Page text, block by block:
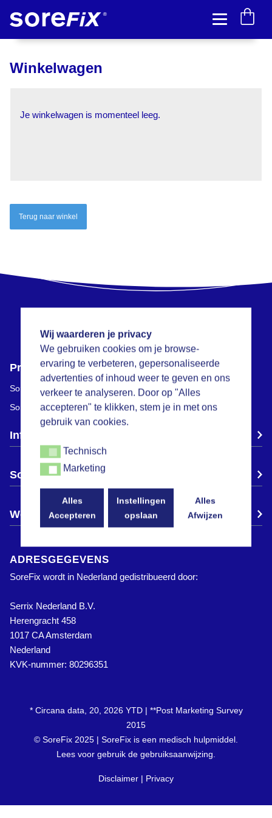
Wij waarderen je privacy
We gebruiken cookies om je browse-
ervaring te verbeteren, gepersonaliseerde
advertenties of inhoud weer te geven en ons
verkeer te analyseren. Door op "Alles
accepteren" te klikken, stem je in met ons
gebruik van cookies.
TechnischTechnisch
MarketingMarketing
Alles
Accepteren
Instellingen
opslaan
Alles
Afwijzen
Winkelwagen
Je winkelwagen is momenteel leeg.
Terug naar winkel
Producten
SoreFix Rescue
SoreFix Duo Patch
SoreFix Prevent
SoreFix Aften Plus Gel
Informatie
SoreFix
Webshop
ADRESGEGEVENS
SoreFix wordt in Nederland gedistribueerd door:
Serrix Nederland B.V.
Herengracht 458
1017 CA Amsterdam
Nederland
KVK-nummer: 80296351
* Circana data, 20, 2026 YTD | **Post Marketing Survey
2015
© SoreFix 2025 | SoreFix is een medisch hulpmiddel.
Lees voor gebruik de gebruiksaanwijzing.
Disclaimer Privacy